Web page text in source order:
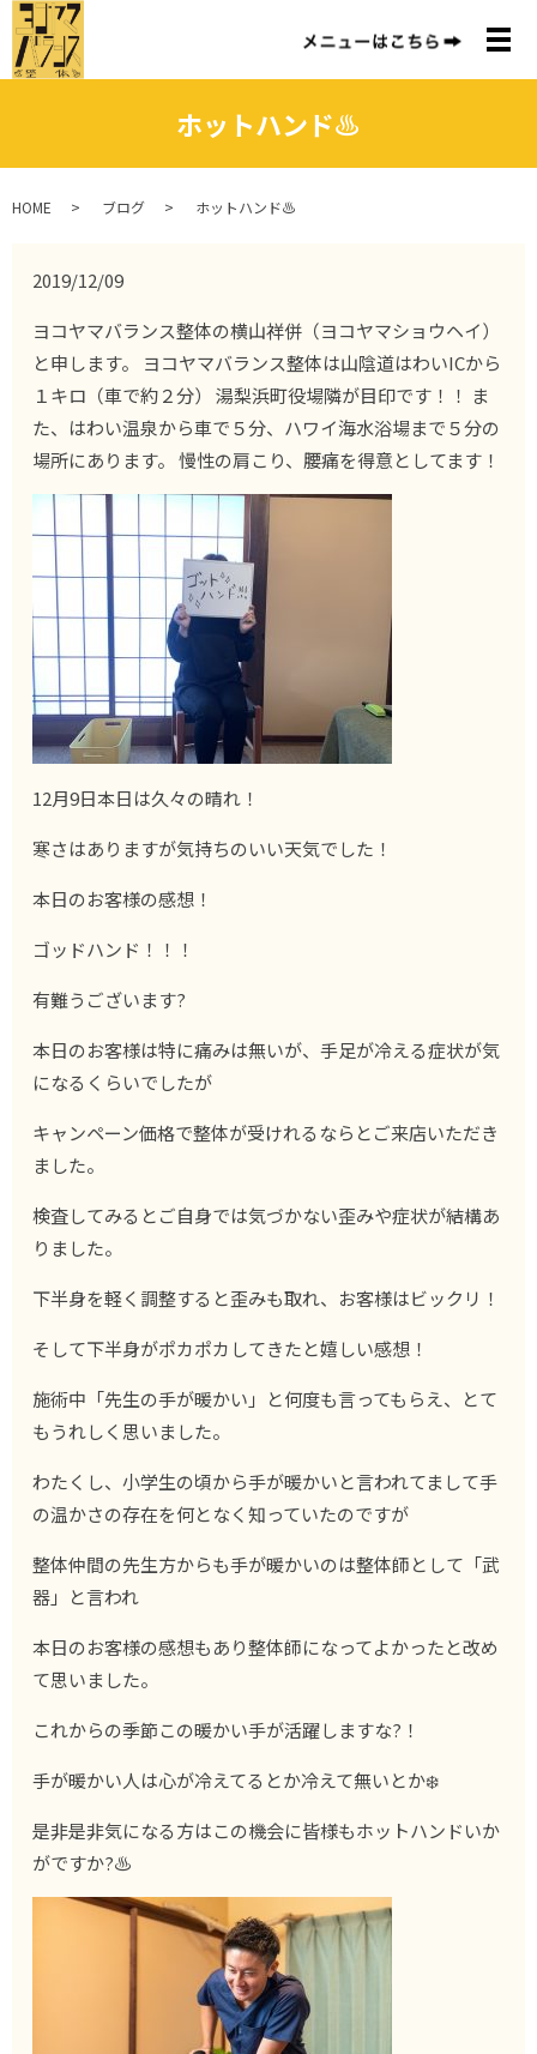
メ
ホットハンド♨︎
HOME ブログ ホットハンド♨︎
2019/12/09
ヨコヤマバランス整体の横山祥併（ヨコヤマショウヘイ）
と申します。 ヨコヤマバランス整体は山陰道はわいICから
１キロ（車で約２分） 湯梨浜町役場隣が目印です！！ ま
た、はわい温泉から車で５分、ハワイ海水浴場まで５分の
場所にあります。 慢性の肩こり、腰痛を得意としてます！
12月9日本日は久々の晴れ！
寒さはありますが気持ちのいい天気でした！
本日のお客様の感想！
ゴッドハンド！！！
有難うございます?
本日のお客様は特に痛みは無いが、手足が冷える症状が気
になるくらいでしたが
キャンペーン価格で整体が受けれるならとご来店いただき
ました。
検査してみるとご自身では気づかない歪みや症状が結構あ
りました。
下半身を軽く調整すると歪みも取れ、お客様はビックリ！
そして下半身がポカポカしてきたと嬉しい感想！
施術中「先生の手が暖かい」と何度も言ってもらえ、とて
もうれしく思いました。
わたくし、小学生の頃から手が暖かいと言われてまして手
の温かさの存在を何となく知っていたのですが
整体仲間の先生方からも手が暖かいのは整体師として「武
器」と言われ
本日のお客様の感想もあり整体師になってよかったと改め
て思いました。
これからの季節この暖かい手が活躍しますな?！
手が暖かい人は心が冷えてるとか冷えて無いとか❄️
是非是非気になる方はこの機会に皆様もホットハンドいか
がですか?♨︎